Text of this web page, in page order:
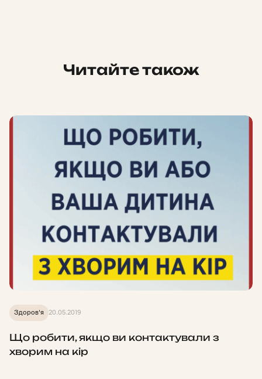
Читайте також
Здоров'я 20.05.2019
Що робити, якщо ви контактували з
хворим на кір